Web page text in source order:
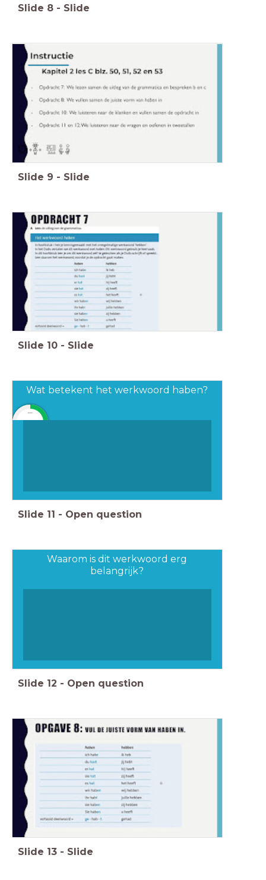
Slide 8 - Slide
Slide 9 - Slide
Slide 10 - Slide
Wat betekent het werkwoord haben?
timer
Slide 11 - Open question
Waarom is dit werkwoord erg
belangrijk?
Slide 12 - Open question
Slide 13 - Slide